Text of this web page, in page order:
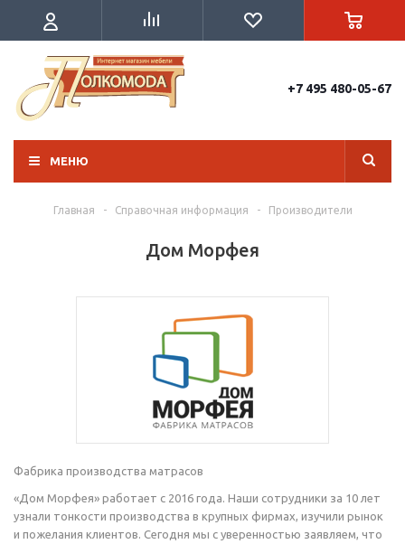
+7 495 480-05-67
МЕНЮ
Главная - Справочная информация - Производители
Дом Морфея
Фабрика производства матрасов
«Дом Морфея» работает с 2016 года. Наши сотрудники за 10 лет
узнали тонкости производства в крупных фирмах, изучили рынок
и пожелания клиентов. Сегодня мы с уверенностью заявляем, что